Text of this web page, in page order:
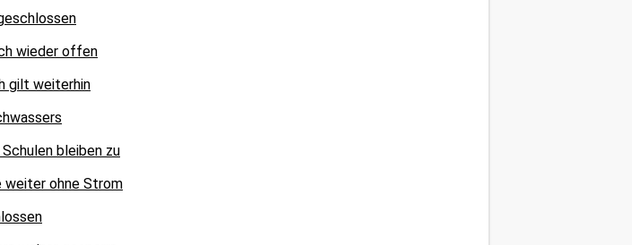
wieder offen
gilt weiterhin
bleiben zu
weiter ohne Strom